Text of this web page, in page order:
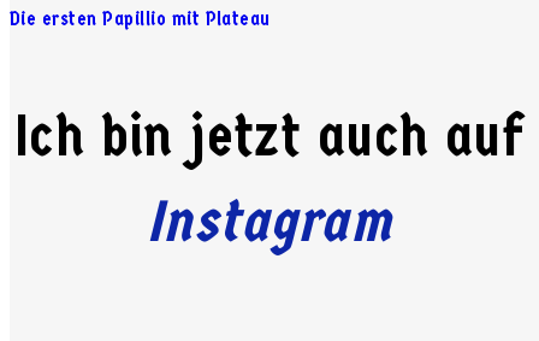
Die ersten Papillio mit Plateau
Ich bin jetzt auch auf
Instagram